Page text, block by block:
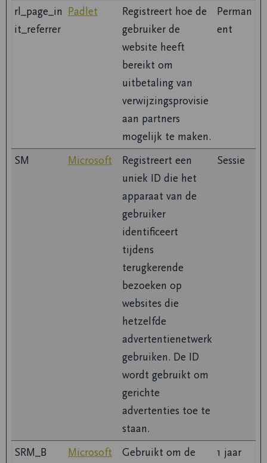
rl_page_in
it_referrer
Padlet
Registreert hoe de
gebruiker de
website heeft
bereikt om
uitbetaling van
verwijzingsprovisie
aan partners
mogelijk te maken.
Perman
ent
SM Microsoft
Registreert een
uniek ID die het
apparaat van de
gebruiker
identificeert
tijdens
terugkerende
bezoeken op
websites die
hetzelfde
advertentienetwerk
gebruiken. De ID
wordt gebruikt om
gerichte
advertenties toe te
staan.
Sessie
SRM_B Microsoft
Gebruikt om de
1 jaar